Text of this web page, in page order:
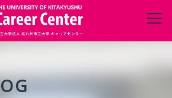
アセンターについて
進路・就職データ